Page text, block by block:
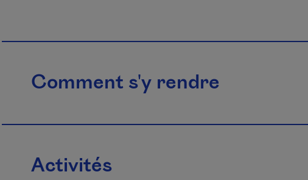
Comment s'y rendre
Activités